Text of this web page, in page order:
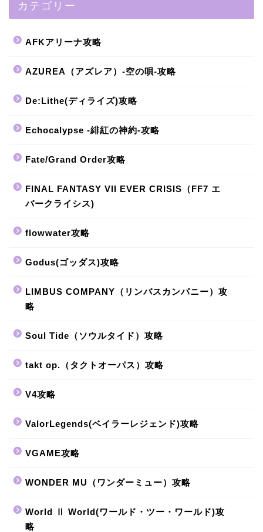
カテゴリー
AFKアリーナ攻略
AZUREA（アズレア）-空の唄-攻略
De:Lithe(ディライズ)攻略
Echocalypse -緋紅の神約-攻略
Fate/Grand Order攻略
FINAL FANTASY VII EVER CRISIS（FF7 エ
バークライシス)
flowwater攻略
Godus(ゴッダス)攻略
LIMBUS COMPANY（リンバスカンパニー）攻
略
Soul Tide（ソウルタイド）攻略
takt op.（タクトオーパス）攻略
V4攻略
ValorLegends(ベイラーレジェンド)攻略
VGAME攻略
WONDER MU（ワンダーミュー）攻略
World Ⅱ World(ワールド・ツー・ワールド)攻
略